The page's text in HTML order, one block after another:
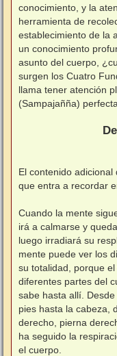
conocimiento, y la
herramienta de
establecimiento de la
un conocimiento
asunto del cuerpo,
surgen los Cuatro
llama tener atención
(Sampajañña)
El contenido
que entra a recordar
Cuando la mente
irá a calmarse y
luego irradiará su
mente puede ver los
su totalidad, porque
diferentes partes del
sabe hasta allí.
pies hasta la cabeza,
derecho, pierna
ha seguido la
el cuerpo.